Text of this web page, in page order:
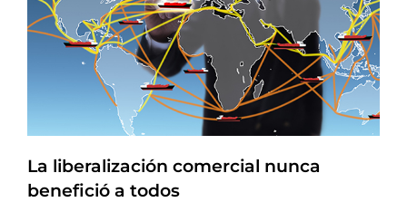
La liberalización comercial nunca
benefició a todos